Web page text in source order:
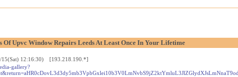
Of Upvc Window Repairs Leeds At Least Once In Your Lifetime
15(Sat) 12:16:30) [193.218.190.*]
gallery?